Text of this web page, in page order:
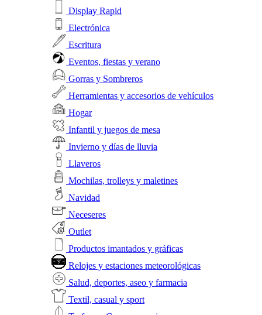
Display Rapid
Electrónica
Escritura
Eventos, fiestas y verano
Gorras y Sombreros
Herramientas y accesorios de vehículos
Hogar
Infantil y juegos de mesa
Invierno y días de lluvia
Llaveros
Mochilas, trolleys y maletines
Navidad
Neceseres
Outlet
Productos imantados y gráficas
Relojes y estaciones meteorológicas
Salud, deportes, aseo y farmacia
Textil, casual y sport